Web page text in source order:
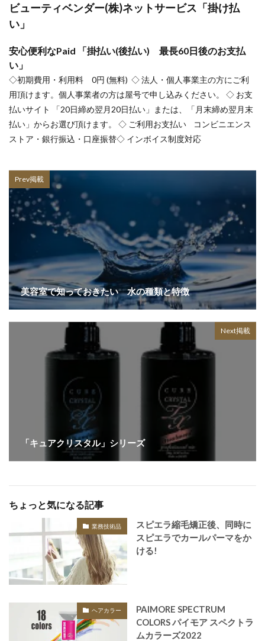
ビューティベンダー(株)ネットサービス「掛け払
い」
安心便利なPaid 「掛払い(後払い) 最長60日後のお支払
い」
◇初期費用・利用料 0円 (無料) ◇ 法人・個人事業主の方にご利
用頂けます。個人事業者の方は屋号で申し込みください。 ◇ お支
払いサイト 「20日締め翌月20日払い」または、「月末締め翌月末
払い」からお選び頂けます。 ◇ ご利用お支払い コンビニエンス
ストア・銀行振込・口座振替◇ インボイス制度対応
Prev掲載
美容室で知っておきたい 水の種類と特徴
Next掲載
「キュアクリスタル」シリーズ
ちょっと気になる記事
業務技術品
スピエラ縮毛矯正後、同時に
スピエラでカールパーマをか
ける!
ヘアカラー
PAIMORE SPECTRUM
COLORS パイモア スペクトラ
ムカラーズ2022